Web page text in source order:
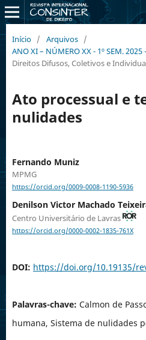
Início / Arquivos /
ANO XI – NÚMERO XX - 1º SEM.
Direitos Difusos, Coletivos e
Ato processual e
nulidades
Fernando Muniz
MPMG
https://orcid.org/0009-0008-1190-5936
Denilson Victor Machado
Centro Universitário de Lavras
https://orcid.org/0000-0002-1835-761X
DOI: https://doi.org/10.19135/
Palavras-chave: Calmon de
humana, Sistema de nulidades